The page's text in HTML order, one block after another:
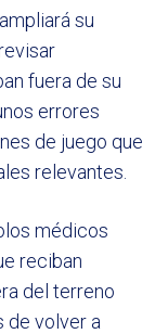
su
fuera de su
errores
de juego que
relevantes.
médicos
reciban
del terreno
de volver a